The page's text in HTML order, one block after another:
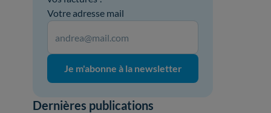
Votre adresse mail
Je m'abonne à la newsletter
Dernières publications